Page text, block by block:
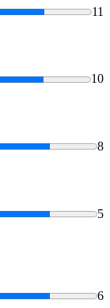
11
10
8
5
6